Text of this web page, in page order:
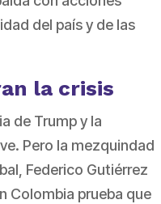
del país y de las
la crisis
de Trump y la
Pero la mezquindad
Federico Gutiérrez
Colombia prueba que